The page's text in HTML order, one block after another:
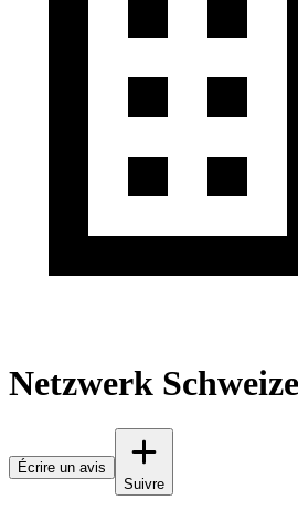
Netzwerk
Écrire un avis
Suivre